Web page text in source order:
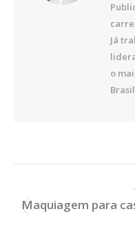
Já
o
Posts
Maquiagem para